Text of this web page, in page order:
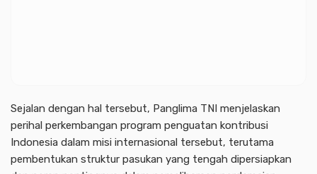
Sejalan dengan hal tersebut, Panglima TNI menjelaskan
perihal perkembangan program penguatan kontribusi
Indonesia dalam misi internasional tersebut, terutama
pembentukan struktur pasukan yang tengah dipersiapkan